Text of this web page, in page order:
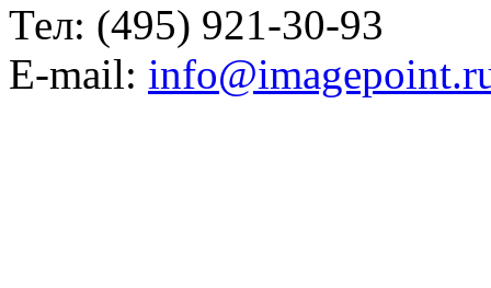
Тел: (495) 921-30-93
E-mail: